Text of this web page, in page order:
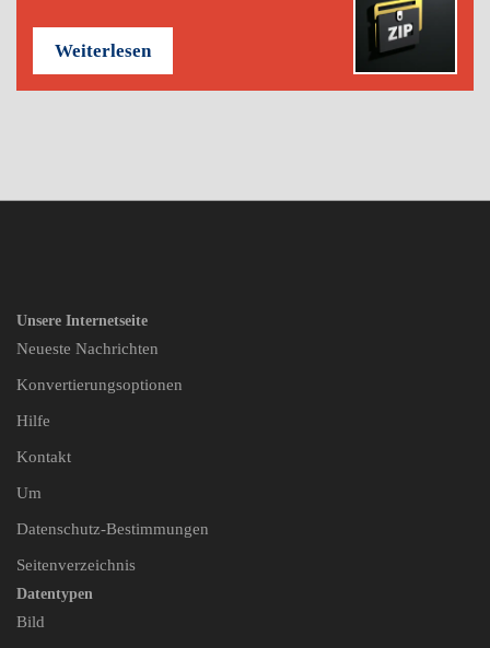
Weiterlesen
Unsere Internetseite
Neueste Nachrichten
Konvertierungsoptionen
Hilfe
Kontakt
Um
Datenschutz-Bestimmungen
Seitenverzeichnis
Datentypen
Bild